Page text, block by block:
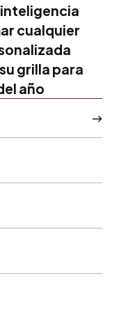
cualquier
grilla para
año